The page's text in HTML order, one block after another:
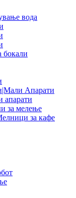
вода
бокали
Апарати
апарати
за мелење
за кафе